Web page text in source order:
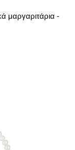
μαργαριτάρια -